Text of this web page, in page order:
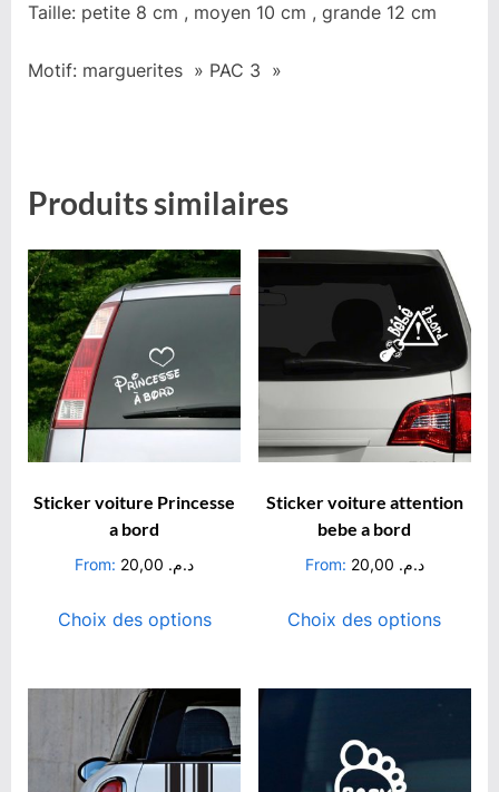
Taille: petite 8 cm , moyen 10 cm , grande 12 cm
Motif: marguerites » PAC 3 »
Produits similaires
Sticker voiture Princesse
a bord
From: د.م.
Choix des options
Sticker voiture attention
bebe a bord
From: د.م.
Choix des options